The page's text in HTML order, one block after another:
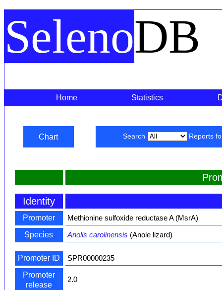
SelenoDB
Home Statistics
Chart Search Reports
Identity
Promoter
Methionine sulfoxide reductase A (MsrA)
Species
Anolis carolinensis (Anole lizard)
Promoter ID
SPR00000235
Promoter
release
2.0